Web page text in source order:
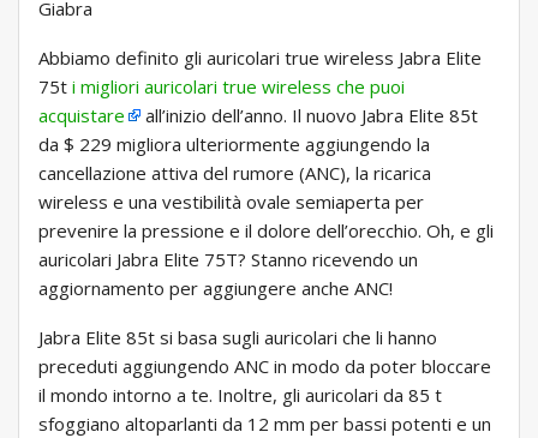
Giabra
Abbiamo definito gli auricolari true wireless Jabra Elite
75t i migliori auricolari true wireless che puoi
acquistare
all’inizio dell’anno. Il nuovo Jabra Elite 85t
da $ 229 migliora ulteriormente aggiungendo la
cancellazione attiva del rumore (ANC), la ricarica
wireless e una vestibilità ovale semiaperta per
prevenire la pressione e il dolore dell’orecchio. Oh, e gli
auricolari Jabra Elite 75T? Stanno ricevendo un
aggiornamento per aggiungere anche ANC!
Jabra Elite 85t si basa sugli auricolari che li hanno
preceduti aggiungendo ANC in modo da poter bloccare
il mondo intorno a te. Inoltre, gli auricolari da 85 t
sfoggiano altoparlanti da 12 mm per bassi potenti e un